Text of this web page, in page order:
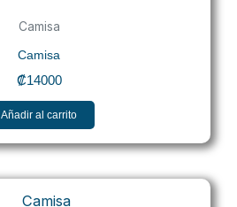
Camisa
Camisa
₡14000
Añadir al carrito